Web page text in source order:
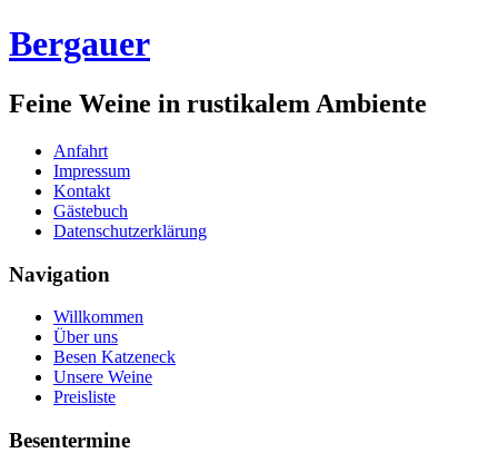
Bergauer
Feine Weine in rustikalem Ambiente
Anfahrt
Impressum
Kontakt
Gästebuch
Datenschutzerklärung
Navigation
Willkommen
Über uns
Besen Katzeneck
Unsere Weine
Preisliste
Besentermine